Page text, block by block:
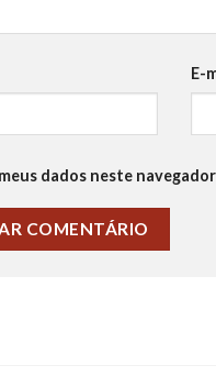
E-
dados neste